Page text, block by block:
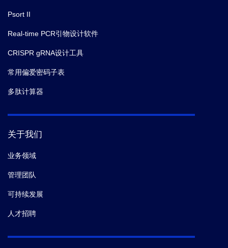
Psort II
Real-time PCR引物设计软件
CRISPR gRNA设计工具
常用偏爱密码子表
多肽计算器
关于我们
业务领域
管理团队
可持续发展
人才招聘